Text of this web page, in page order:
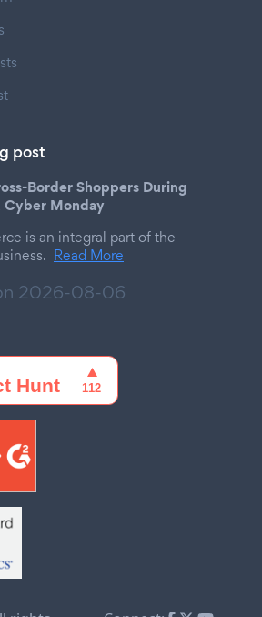
post
Border Shoppers During
Cyber Monday
is an integral part of the
Read More
2026-08-06